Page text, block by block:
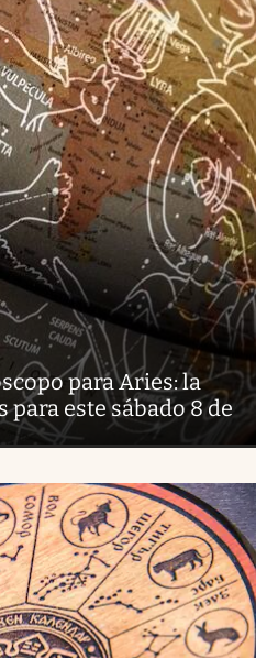
para Aries: la
este sábado 8 de